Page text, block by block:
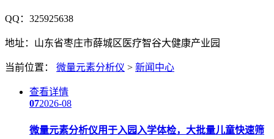
QQ：325925638
地址：山东省枣庄市薛城区医疗智谷大健康产业园
当前位置： 微量元素分析仪 > 新闻中心
查看详情
072026-08
微量元素分析仪用于入园入学体检，大批量儿童快速筛